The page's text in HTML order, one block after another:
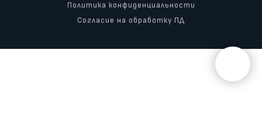
Политика конфиденциальности
Согласие на обработку ПД